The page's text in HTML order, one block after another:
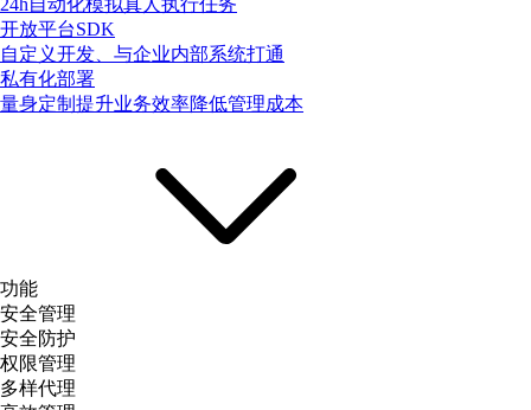
24h自动化模拟真人执行任务
开放平台SDK
自定义开发、与企业内部系统打通
私有化部署
量身定制提升业务效率降低管理成本
功能
安全管理
安全防护
权限管理
多样代理